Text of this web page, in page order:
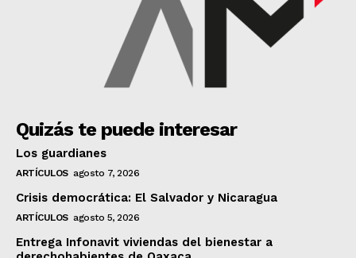
Quizás te puede interesar
Los guardianes
ARTÍCULOS agosto 7, 2026
Crisis democrática: El Salvador y Nicaragua
ARTÍCULOS agosto 5, 2026
Entrega Infonavit viviendas del bienestar a